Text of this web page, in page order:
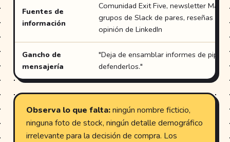
Fuentes de
información
Comunidad Exit Five, newsletter
grupos de Slack de pares, reseñas de
opinión de LinkedIn
Gancho de
mensajería
"Deja de ensamblar informes de
defenderlos."
Observa lo que falta:ningún nombre ficticio,
ninguna foto de stock, ningún detalle demográfico
irrelevante para la decisión de compra. Los